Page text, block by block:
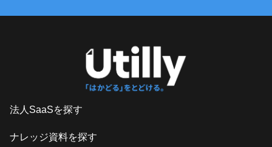
法人SaaSを探す
ナレッジ資料を探す